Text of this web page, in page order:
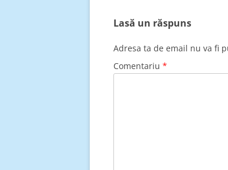
Lasă un răspuns
Adresa ta de email nu va fi
Comentariu *